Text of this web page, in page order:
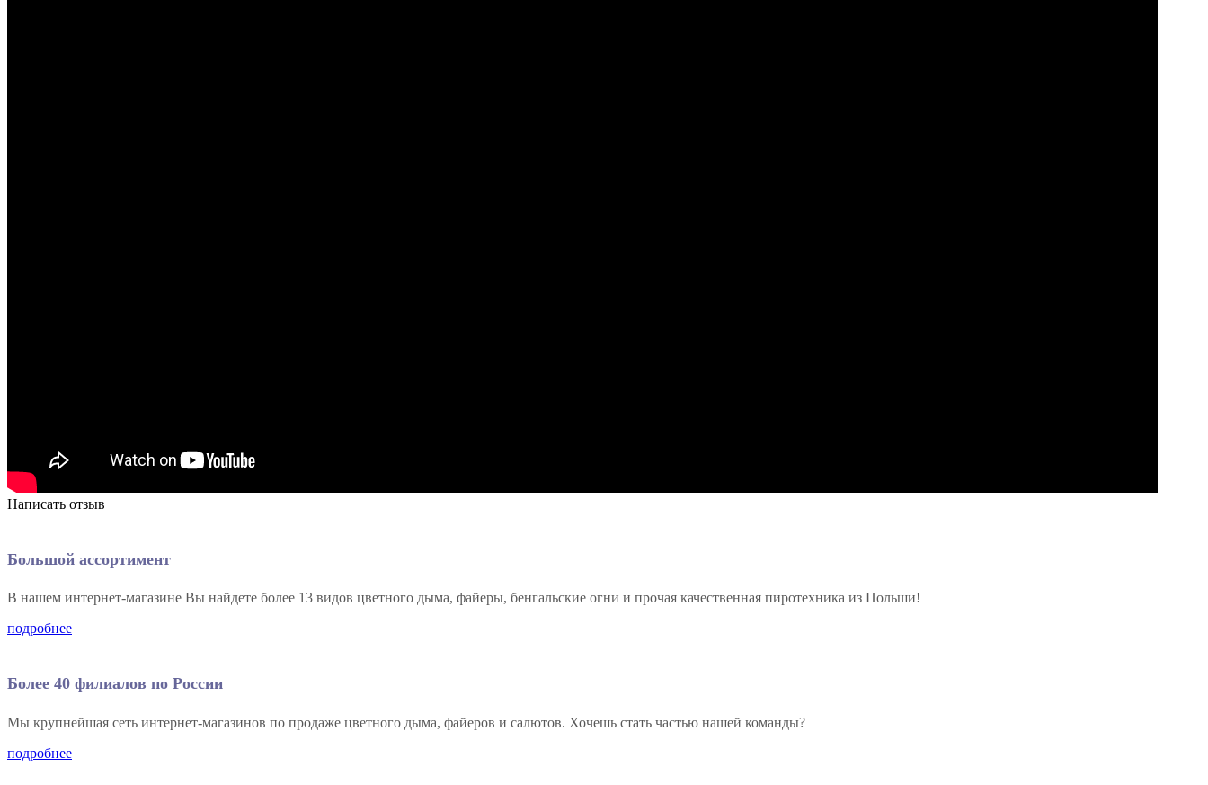
Написать отзыв
Большой ассортимент
В нашем интернет-магазине Вы найдете более 13 видов цветного дыма, файеры, бенгальские огни и прочая качественная пиротехника из Польши!
подробнее
Более 40 филиалов по России
Мы крупнейшая сеть интернет-магазинов по продаже цветного дыма, файеров и салютов. Хочешь стать частью нашей команды?
подробнее